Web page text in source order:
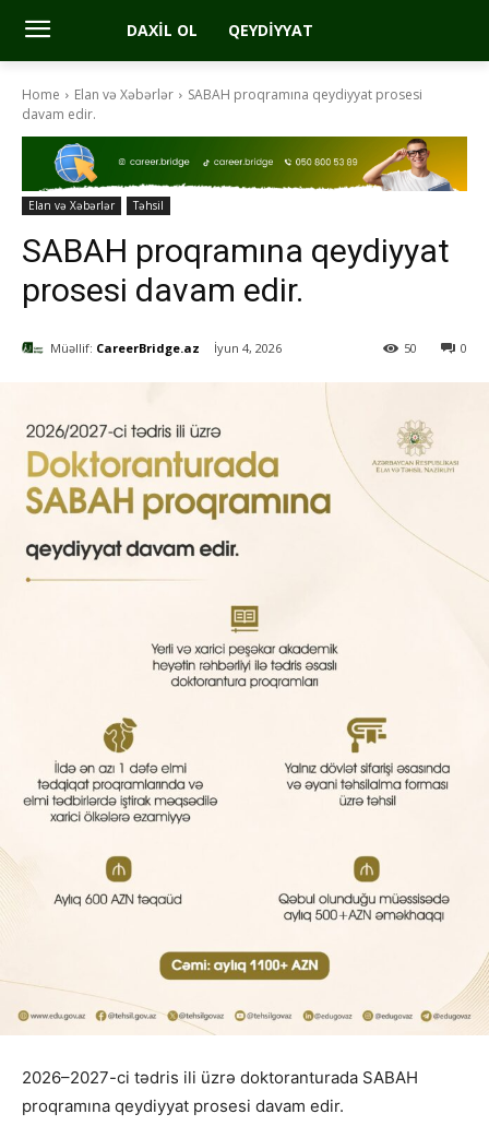
DAXIL OL QEYDIYYAT
Home Elan və Xəbərlər
SABAH proqramına qeydiyyat prosesi
davam edir.
Elan və Xəbərlər Təhsil
SABAH proqramına qeydiyyat
prosesi davam edir.
Müəllif: CareerBridge.az İyun 4, 2026 0
50
2026–2027-ci tədris ili üzrə doktoranturada SABAH
proqramına qeydiyyat prosesi davam edir.